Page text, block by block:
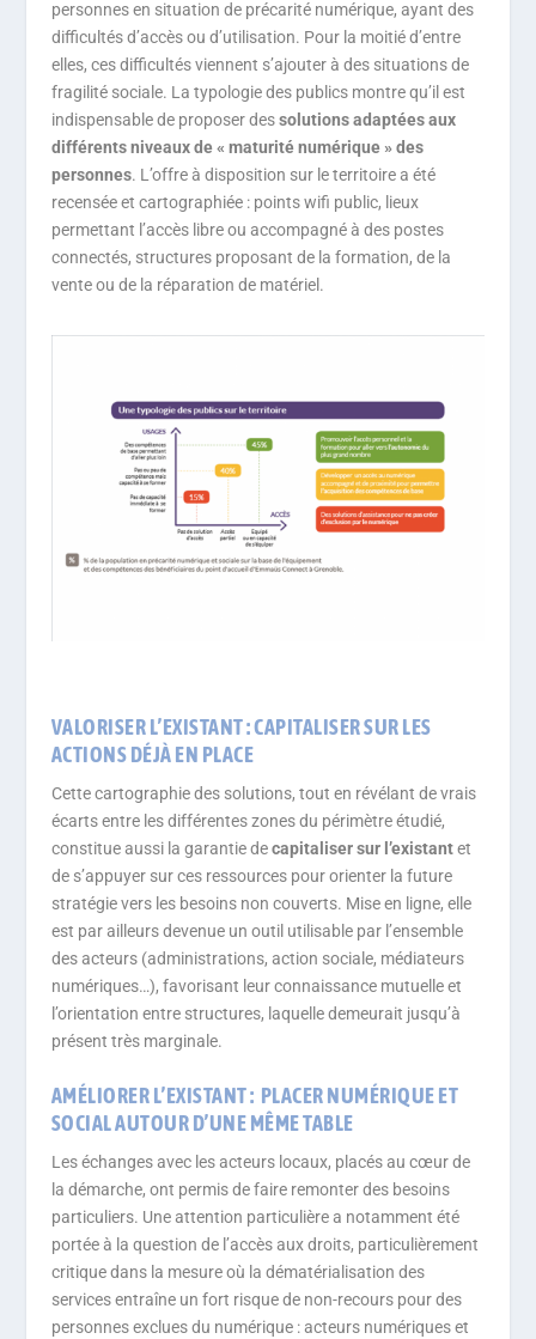
personnes en situation de précarité numérique, ayant des
difficultés d’accès ou d’utilisation. Pour la moitié d’entre
elles, ces difficultés viennent s’ajouter à des situations de
fragilité sociale. La typologie des publics montre qu’il est
indispensable de proposer dessolutions adaptées aux
différents niveaux de « maturité numérique » des
personnes. L’offre à disposition sur le territoire a été
recensée et cartographiée : points wifi public, lieux
permettant l’accès libre ou accompagné à des postes
connectés, structures proposant de la formation, de la
vente ou de la réparation de matériel.
VALORISER L’EXISTANT : CAPITALISER SUR LES
ACTIONS DÉJÀ EN PLACE
Cette cartographie des solutions, tout en révélant de vrais
écarts entre les différentes zones du périmètre étudié,
constitue aussi la garantie decapitaliser sur l’existantet
de s’appuyer sur ces ressources pour orienter la future
stratégie vers les besoins non couverts. Mise en ligne, elle
est par ailleurs devenue un outil utilisable par l’ensemble
des acteurs (administrations, action sociale, médiateurs
numériques…), favorisant leur connaissance mutuelle et
l’orientation entre structures, laquelle demeurait jusqu’à
présent très marginale.
AMÉLIORER L’EXISTANT : PLACER NUMÉRIQUE ET
SOCIAL AUTOUR D’UNE MÊME TABLE
Les échanges avec les acteurs locaux, placés au cœur de
la démarche, ont permis de faire remonter des besoins
particuliers. Une attention particulière a notamment été
portée à la question de l’accès aux droits, particulièrement
critique dans la mesure où la dématérialisation des
services entraîne un fort risque de non-recours pour des
personnes exclues du numérique : acteurs numériques et